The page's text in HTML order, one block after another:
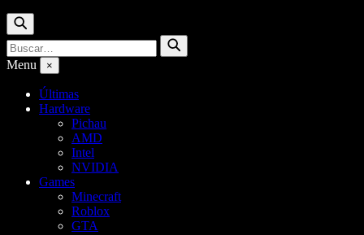
Buscar
Buscar
por:
Buscar
Menu ×
Últimas
Hardware
Pichau
AMD
Intel
NVIDIA
Games
Minecraft
Roblox
GTA